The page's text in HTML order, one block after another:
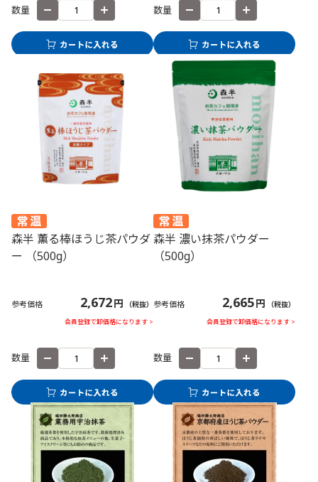
数量 数量
森半 薫る棒ほうじ茶パウダ
ー （500g）
参考価格 2,672円 （税抜）
会員登録で卸価格になります >
数量
森半 濃い抹茶パウダー
（500g）
参考価格 2,665円 （税抜）
会員登録で卸価格になります >
数量